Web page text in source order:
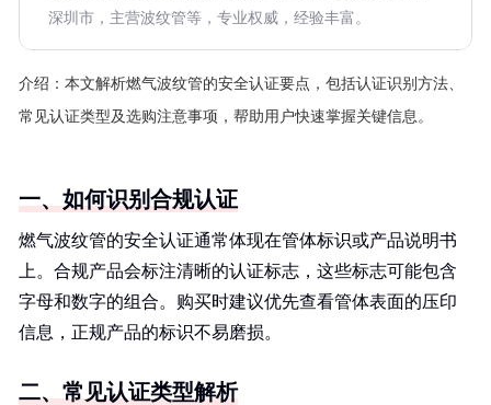
深圳市，主营波纹管等，专业权威，经验丰富。
介绍： 本文解析燃气波纹管的安全认证要点，包括认证识别方法、
常见认证类型及选购注意事项，帮助用户快速掌握关键信息。
一、如何识别合规认证
燃气波纹管的安全认证通常体现在管体标识或产品说明书
上。合规产品会标注清晰的认证标志，这些标志可能包含
字母和数字的组合。购买时建议优先查看管体表面的压印
信息，正规产品的标识不易磨损。
二、常见认证类型解析